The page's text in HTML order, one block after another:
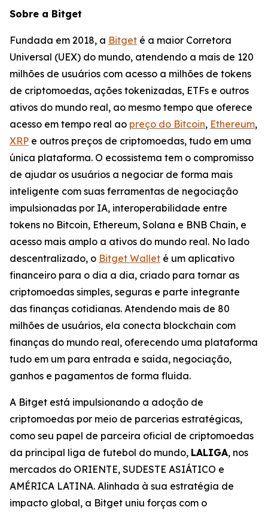
Sobre a Bitget
Fundada em 2018, a Bitget é a maior Corretora
Universal (UEX) do mundo, atendendo a mais de 120
milhões de usuários com acesso a milhões de tokens
de criptomoedas, ações tokenizadas, ETFs e outros
ativos do mundo real, ao mesmo tempo que oferece
acesso em tempo real ao preço do Bitcoin, Ethereum,
XRP e outros preços de criptomoedas, tudo em uma
única plataforma. O ecossistema tem o compromisso
de ajudar os usuários a negociar de forma mais
inteligente com suas ferramentas de negociação
impulsionadas por IA, interoperabilidade entre
tokens no Bitcoin, Ethereum, Solana e BNB Chain, e
acesso mais amplo a ativos do mundo real. No lado
descentralizado, o Bitget Wallet é um aplicativo
financeiro para o dia a dia, criado para tornar as
criptomoedas simples, seguras e parte integrante
das finanças cotidianas. Atendendo mais de 80
milhões de usuários, ela conecta blockchain com
finanças do mundo real, oferecendo uma plataforma
tudo em um para entrada e saída, negociação,
ganhos e pagamentos de forma fluida.
A Bitget está impulsionando a adoção de
criptomoedas por meio de parcerias estratégicas,
como seu papel de parceira oficial de criptomoedas
da principal liga de futebol do mundo, LALIGA, nos
mercados do ORIENTE, SUDESTE ASIÁTICO e
AMÉRICA LATINA. Alinhada à sua estratégia de
impacto global, a Bitget uniu forças com o